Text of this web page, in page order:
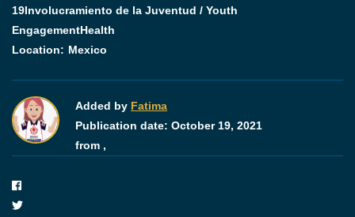
19Involucramiento de la Juventud / Youth
EngagementHealth
Location: Mexico
Added by Fatima
Publication date: October 19, 2021
from ,